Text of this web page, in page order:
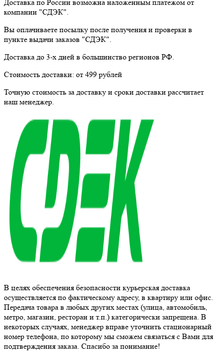
Доставка по России возможна наложенным платежом от
компании "СДЭК".
Вы оплачиваете посылку после получения и проверки в
пункте выдачи заказов "СДЭК".
Доставка до 3-х дней в большинство регионов РФ.
Стоимость доставки: от 499 рублей
Точную стоимость за доставку и сроки доставки рассчитает
наш менеджер.
В целях обеспечения безопасности курьерская доставка
осуществляется по фактическому адресу, в квартиру или офис.
Передача товара в любых других местах (улица, автомобиль,
метро, магазин, ресторан и т.п.) категорически запрещена. В
некоторых случаях, менеджер вправе уточнить стационарный
номер телефона, по которому мы сможем связаться с Вами для
подтверждения заказа. Спасибо за понимание!